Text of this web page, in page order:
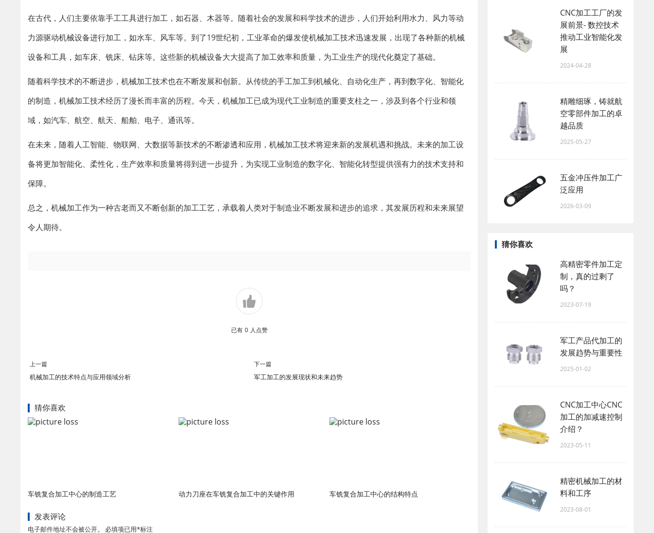
在古代，人们主要依靠手工工具进行加工，如石器、木器等。随着社会的发展和科学技术的进步，人们开始利用水力、风力等动
力源驱动机械设备进行加工，如水车、风车等。到了19世纪初，工业革命的爆发使机械加工技术迅速发展，出现了各种新的机械
设备和工具，如车床、铣床、钻床等。这些新的机械设备大大提高了加工效率和质量，为工业生产的现代化奠定了基础。
随着科学技术的不断进步，机械加工技术也在不断发展和创新。从传统的手工加工到机械化、自动化生产，再到数字化、智能化
的制造，机械加工技术经历了漫长而丰富的历程。今天，机械加工已成为现代工业制造的重要支柱之一，涉及到各个行业和领
域，如汽车、航空、航天、船舶、电子、通讯等。
在未来，随着人工智能、物联网、大数据等新技术的不断渗透和应用，机械加工技术将迎来新的发展机遇和挑战。未来的加工设
备将更加智能化、柔性化，生产效率和质量将得到进一步提升，为实现工业制造的数字化、智能化转型提供强有力的技术支持和
保障。
总之，机械加工作为一种古老而又不断创新的加工工艺，承载着人类对于制造业不断发展和进步的追求，其发展历程和未来展望
令人期待。
已有 0 人点赞
上一篇
机械加工的技术特点与应用领域分析
下一篇
军工加工的发展现状和未来趋势
猜你喜欢
车铣复合加工中心的制造工艺 动力刀座在车铣复合加工中的关键作用 车铣复合加工中心的结构特点
发表评论
电子邮件地址不会被公开。 必填项已用*标注
CNC加工工厂的发
展前景- 数控技术
推动工业智能化发
展
2024-04-28
精雕细琢，铸就航
空零部件加工的卓
越品质
2025-05-27
五金冲压件加工广
泛应用
2026-03-09
猜你喜欢
高精密零件加工定
制，真的过剩了
吗？
2023-07-19
军工产品代加工的
发展趋势与重要性
2025-01-02
CNC加工中心CNC
加工的加减速控制
介绍？
2023-05-11
精密机械加工的材
料和工序
2023-08-01